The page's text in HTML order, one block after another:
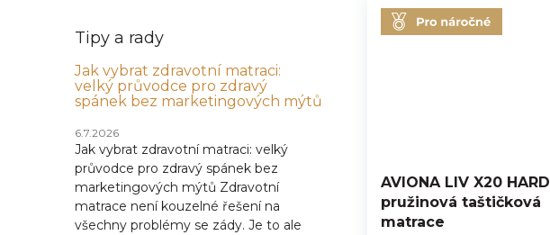
Tipy a rady
Jak vybrat zdravotní matraci:
velký průvodce pro zdravý
spánek bez marketingových mýtů
6.7.2026
Jak vybrat zdravotní matraci: velký
průvodce pro zdravý spánek bez
marketingových mýtů Zdravotní
matrace není kouzelné řešení na
všechny problémy se zády. Je to ale
AVIONA LIV X20 HARD
pružinová taštičková
matrace